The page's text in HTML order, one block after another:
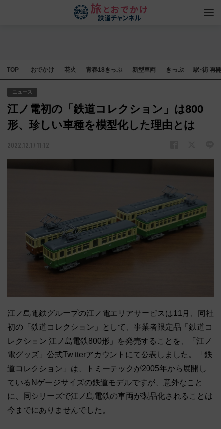
TOP おでかけ 花火 青春18きっぷ 新型車両 きっぷ 駅･街 再
ニュース
江ノ電初の「鉄道コレクション」は800
形、珍しい車種を模型化した理由とは
2022.12.17 11:12
江ノ島電鉄グループの江ノ電エリアサービスは11月、同社
初の「鉄道コレクション」として、事業者限定品「鉄道コ
レクション 江ノ島電鉄800形」を発売することを、「江ノ
電グッズ」公式Twitterアカウントにて公表しました。「鉄
道コレクション」は、トミーテックが2005年から展開し
ているNゲージサイズの鉄道モデルですが、意外なこと
に、同シリーズで江ノ島電鉄の車両が製品化されることは
今までにありませんでした。